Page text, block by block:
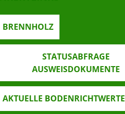
BRENNHOLZ
STATUSABFRAGE
AUSWEISDOKUMENTE
AKTUELLE BODENRICHTWERTE